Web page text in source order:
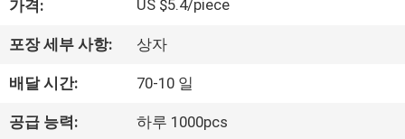
한
것
공
가격: US $5.4/piece
포장 세부 사항: 상자
배달 시간: 70-10 일
공급 능력: 하루 1000pcs